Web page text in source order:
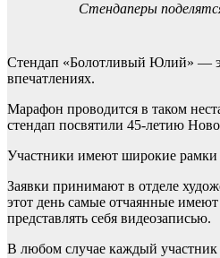
Стендаперы
Стендап «Болотливый Юлий» —
впечатлениях.
Марафон проводится в таком
стендап посвятили 45-летию
Участники имеют широкие рамки
Заявки принимают в отделе
этот день самые отчаянные
представлять себя видеозаписью.
В любом случае каждый участник